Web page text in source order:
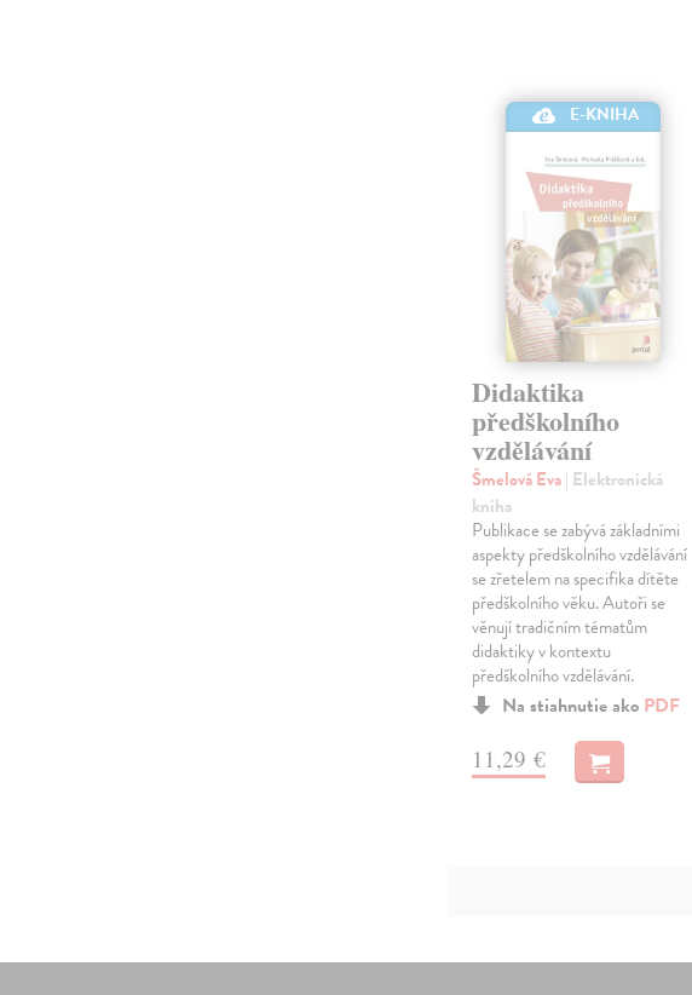
E-KNIHA
Didaktika
předškolního
vzdělávání
Šmelová Eva| Elektronická
kniha
Publikace se zabývá základními
aspekty předškolního vzdělávání
se zřetelem na specifika dítěte
předškolního věku. Autoři se
věnují tradičním tématům
didaktiky v kontextu
předškolního vzdělávání.
Na stiahnutie ako PDF
11,29 €